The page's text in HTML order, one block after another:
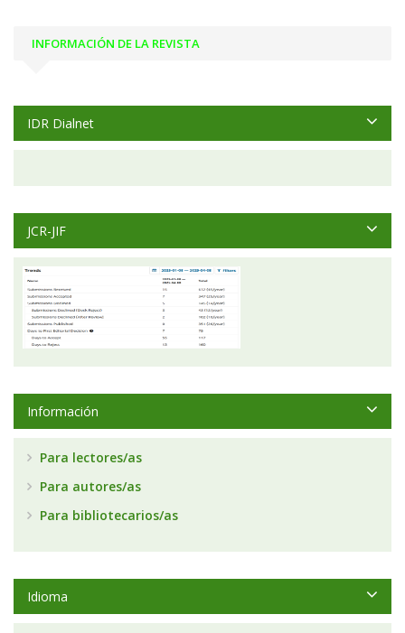
INFORMACIÓN DE LA REVISTA
IDR Dialnet
JCR-JIF
Información
Para lectores/as
Para autores/as
Para bibliotecarios/as
Idioma